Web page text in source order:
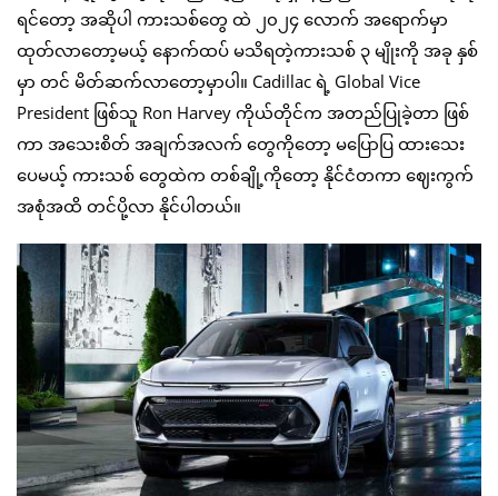
ရင်တော့ အဆိုပါ ကားသစ်တွေ ထဲ ၂၀၂၄ လောက် အရောက်မှာ
ထုတ်လာတော့မယ့် နောက်ထပ် မသိရတဲ့ကားသစ် ၃ မျိုးကို အခု နှစ်
မှာ တင် မိတ်ဆက်လာတော့မှာပါ။ Cadillac ရဲ့ Global Vice
President ဖြစ်သူ Ron Harvey ကိုယ်တိုင်က အတည်ပြုခဲ့တာ ဖြစ်
ကာ အသေးစိတ် အချက်အလက် တွေကိုတော့ မပြောပြ ထားသေး
ပေမယ့် ကားသစ် တွေထဲက တစ်ချို့ကိုတော့ နိုင်ငံတကာ ဈေးကွက်
အစုံအထိ တင်ပို့လာ နိုင်ပါတယ်။